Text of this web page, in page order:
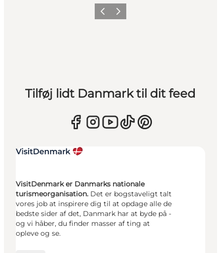
ForrigeNæste
Tilføj lidt Danmark til dit feed
VisitDenmark er Danmarks nationale
turismeorganisation. Det er bogstaveligt talt
vores job at inspirere dig til at opdage alle de
bedste sider af det, Danmark har at byde på -
og vi håber, du finder masser af ting at
opleve og se.